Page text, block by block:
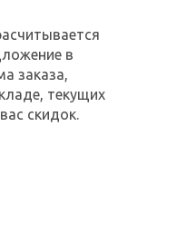
в
заказа,
текущих
скидок.